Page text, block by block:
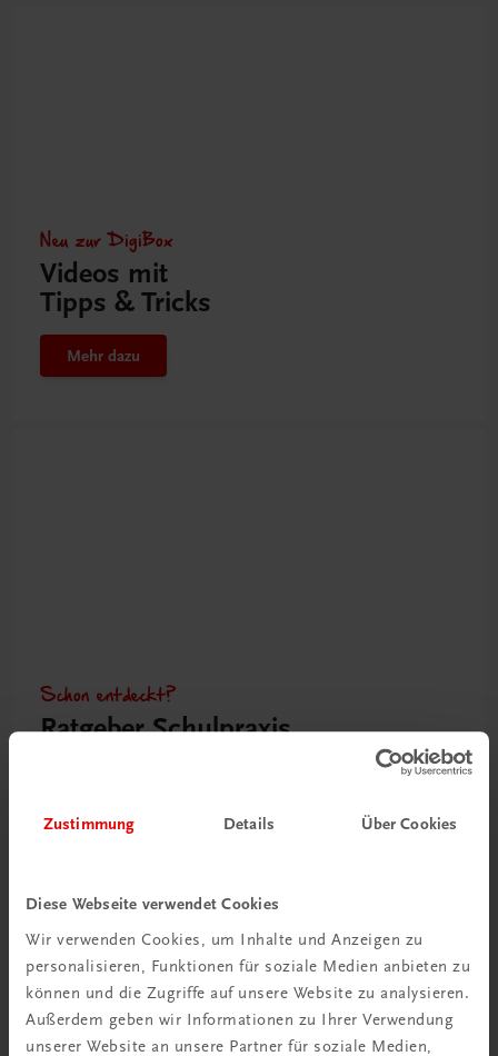
Zustimmung Details Über Cookies
Diese Webseite verwendet Cookies
Wir verwenden Cookies, um Inhalte und Anzeigen zu
personalisieren, Funktionen für soziale Medien anbieten zu
können und die Zugriffe auf unsere Website zu analysieren.
Außerdem geben wir Informationen zu Ihrer Verwendung
unserer Website an unsere Partner für soziale Medien,
Neu zur DigiBox
Videos mit
Tipps & Tricks
Mehr dazu
Schon entdeckt?
Ratgeber Schulpraxis